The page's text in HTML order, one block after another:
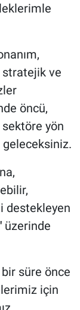
stratejik ve
öncü,
yön
geleceksiniz.
destekleyen
üzerinde
süre önce
için